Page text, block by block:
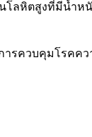
ลหิตสูงที่มีน้ำหนั
ารควบคุมโรคค